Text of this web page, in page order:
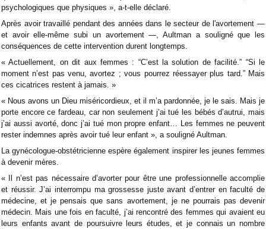
psychologiques que physiques », a-t-elle déclaré.
Après avoir travaillé pendant des années dans le secteur de l'avortement —
et avoir elle-même subi un avortement —, Aultman a souligné que les
conséquences de cette intervention durent longtemps.
« Actuellement, on dit aux femmes : “C’est la solution de facilité.” “Si le
moment n’est pas venu, avortez ; vous pourrez réessayer plus tard.” Mais
ces cicatrices restent à jamais. »
« Nous avons un Dieu miséricordieux, et il m’a pardonnée, je le sais. Mais je
porte encore ce fardeau, car non seulement j’ai tué les bébés d’autrui, mais
j’ai aussi avorté, donc j’ai tué mon propre enfant… Les femmes ne peuvent
rester indemnes après avoir tué leur enfant », a souligné Aultman.
La gynécologue-obstétricienne espère également inspirer les jeunes femmes
à devenir mères.
« Il n’est pas nécessaire d’avorter pour être une professionnelle accomplie
et réussir. J’ai interrompu ma grossesse juste avant d’entrer en faculté de
médecine, et je pensais que sans avortement, je ne pourrais pas devenir
médecin. Mais une fois en faculté, j’ai rencontré des femmes qui avaient eu
leurs enfants avant de poursuivre leurs études, et je connais un nombre